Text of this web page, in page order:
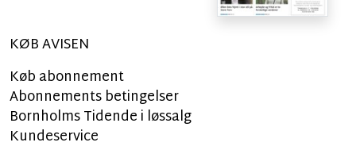
KØB AVISEN
Køb abonnement
Abonnements betingelser
Bornholms Tidende i løssalg
Kundeservice